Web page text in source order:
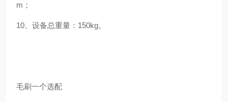
m；
10、设备总重量：150kg。
毛刷一个选配